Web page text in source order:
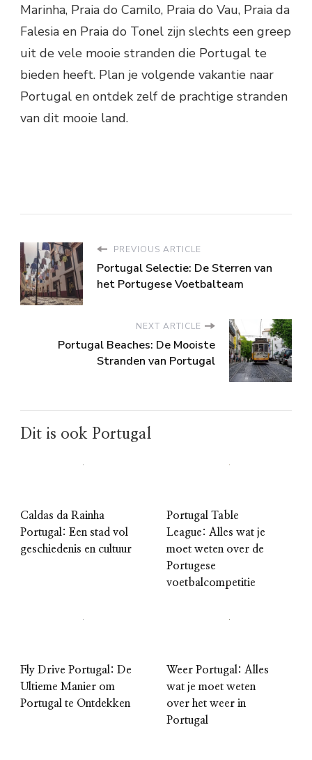
Marinha, Praia do Camilo, Praia do Vau, Praia da
Falesia en Praia do Tonel zijn slechts een greep
uit de vele mooie stranden die Portugal te
bieden heeft. Plan je volgende vakantie naar
Portugal en ontdek zelf de prachtige stranden
van dit mooie land.
PREVIOUS ARTICLE
Portugal Selectie: De Sterren van
het Portugese Voetbalteam
NEXT ARTICLE
Portugal Beaches: De Mooiste
Stranden van Portugal
Dit is ook Portugal
Caldas da Rainha
Portugal: Een stad vol
geschiedenis en cultuur
Portugal Table
League: Alles wat je
moet weten over de
Portugese
voetbalcompetitie
Fly Drive Portugal: De
Ultieme Manier om
Portugal te Ontdekken
Weer Portugal: Alles
wat je moet weten
over het weer in
Portugal